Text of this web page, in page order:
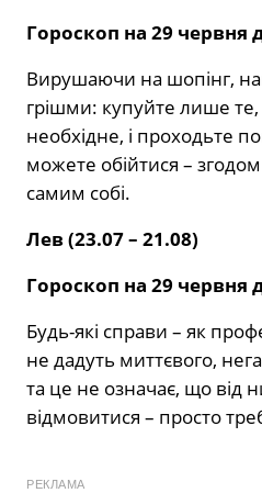
Гороскоп на 29 червня
Вирушаючи на шопінг,
грішми: купуйте лише
необхідне, і проходьте
можете обійтися –
самим собі.
Лев (23.07 – 21.08)
Гороскоп на 29 червня
Будь-які справи – як
не дадуть миттєвого,
та це не означає, що від
відмовитися – просто
РЕКЛАМА